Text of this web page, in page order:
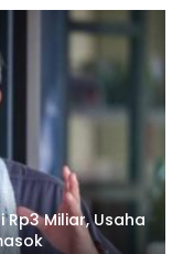
Miliar, Usaha